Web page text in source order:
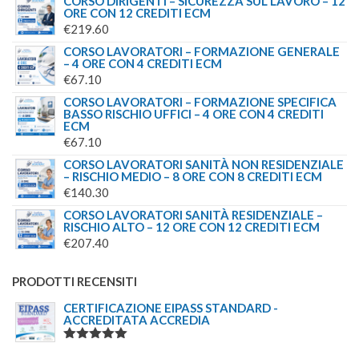
ORE CON 12 CREDITI ECM
€219.60
CORSO LAVORATORI – FORMAZIONE GENERALE
– 4 ORE CON 4 CREDITI ECM
€67.10
CORSO LAVORATORI – FORMAZIONE SPECIFICA
BASSO RISCHIO UFFICI – 4 ORE CON 4 CREDITI
ECM
€67.10
CORSO LAVORATORI SANITÀ NON RESIDENZIALE
– RISCHIO MEDIO – 8 ORE CON 8 CREDITI ECM
€140.30
CORSO LAVORATORI SANITÀ RESIDENZIALE –
RISCHIO ALTO – 12 ORE CON 12 CREDITI ECM
€207.40
PRODOTTI RECENSITI
CERTIFICAZIONE EIPASS STANDARD -
ACCREDITATA ACCREDIA